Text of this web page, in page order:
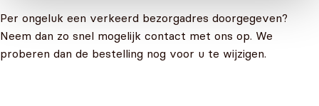
Per ongeluk een verkeerd bezorgadres doorgegeven?
Neem dan zo snel mogelijk contact met ons op. We
proberen dan de bestelling nog voor u te wijzigen.